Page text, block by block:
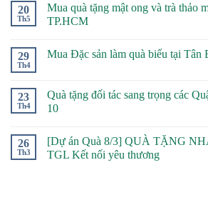
20
Th5
Mua quà tặng mật ong và trà thảo
TP.HCM
29
Th4
Mua Đặc sản làm quà biếu tại
23
Th4
Quà tặng đối tác sang trọng các
10
26
Th3
[Dự án Quà 8/3] QUÀ TẶNG
TGL Kết nối yêu thương